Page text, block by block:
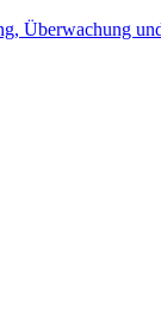
Überwachung